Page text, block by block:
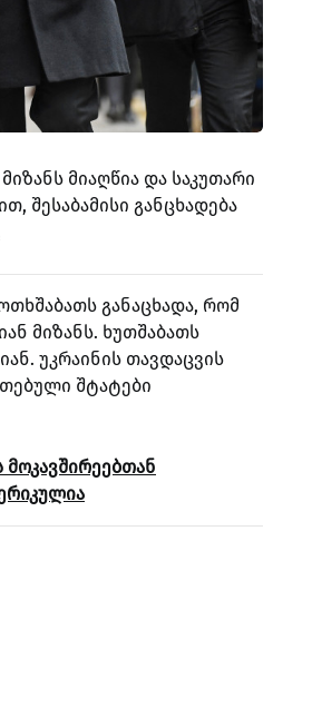
მიაღწია და საკუთარი
შესაბამისი განცხადება
განაცხადა, რომ
მიზანს. ხუთშაბათს
უკრაინის თავდაცვის
შტატები
მოკავშირეებთან